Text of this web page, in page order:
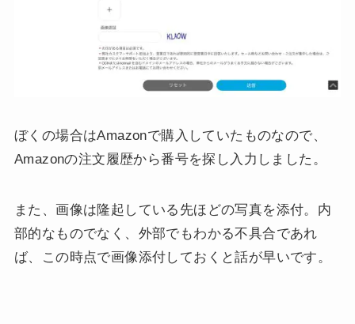
ぼくの場合はAmazonで購入していたものなので、
Amazonの注文履歴から番号を探し入力しました。
また、画像は隆起している先ほどの写真を添付。内
部的なものでなく、外部でもわかる不具合であれ
ば、この時点で画像添付しておくと話が早いです。